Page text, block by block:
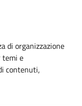
di organizzazione
temi e
contenuti,